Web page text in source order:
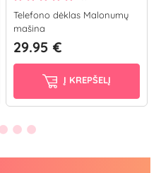
Telefono dėklas Malonumų
mašina
29.95 €
Į KREPŠELĮ